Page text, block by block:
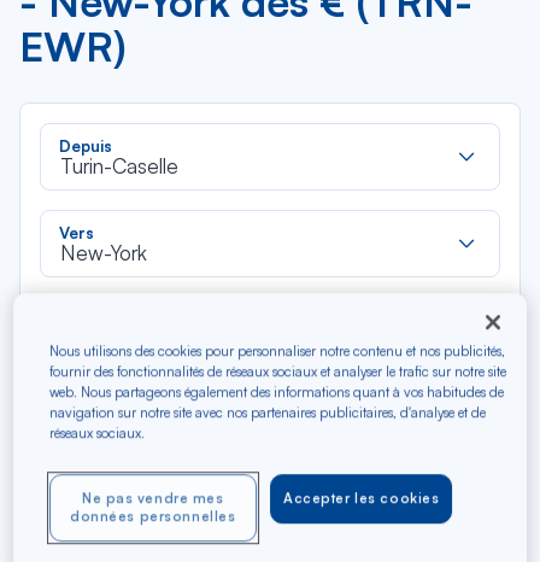
EWR)
Depuis
Turin-Caselle
Vers
New-York
Aller-Retour Aller simple
Filtrer Vider
Précédent
AOÛ 2026
N/A*
Aller / Retour — Économique
Nous utilisons des cookies pour personnaliser notre contenu et nos publicités,
fournir des fonctionnalités de réseaux sociaux et analyser le trafic sur notre site
web. Nous partageons également des informations quant à vos habitudes de
navigation sur notre site avec nos partenaires publicitaires, d'analyse et de
réseaux sociaux.
Accepter les cookies
Ne pas vendre mes
données personnelles